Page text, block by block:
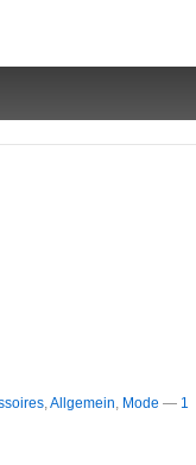
,Allgemein, Mode — 1